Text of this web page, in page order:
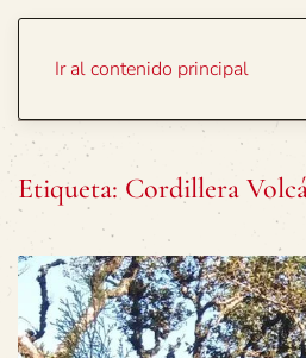
Ir al contenido principal
Etiqueta: Cordillera